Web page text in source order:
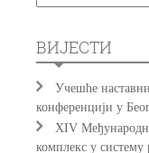
ВИЈЕСТИ
Учешће
конференцији у
XIV
комплекс у систему